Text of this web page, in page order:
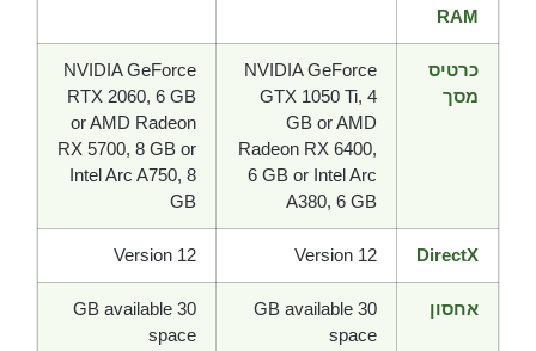
RAM
כרטיס
מסך
NVIDIA GeForce
GTX 1050 Ti, 4
GB or AMD
Radeon RX 6400,
6 GB or Intel Arc
A380, 6 GB
NVIDIA GeForce
RTX 2060, 6 GB
or AMD Radeon
RX 5700, 8 GB or
Intel Arc A750, 8
GB
DirectX
Version 12
Version 12
אחסון
30 GB available
space
30 GB available
space